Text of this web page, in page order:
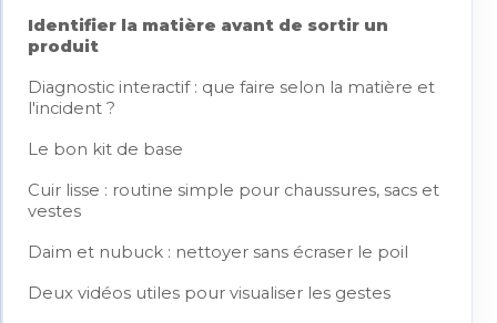
Identifier la matière avant de sortir un
produit
Diagnostic interactif : que faire selon la matière et
l'incident ?
Le bon kit de base
Cuir lisse : routine simple pour chaussures, sacs et
vestes
Daim et nubuck : nettoyer sans écraser le poil
Deux vidéos utiles pour visualiser les gestes